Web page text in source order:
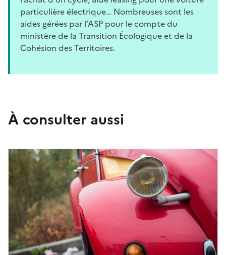
particulière électrique… Nombreuses sont les
aides gérées par l’ASP pour le compte du
ministère de la Transition Écologique et de la
Cohésion des Territoires.
À consulter aussi